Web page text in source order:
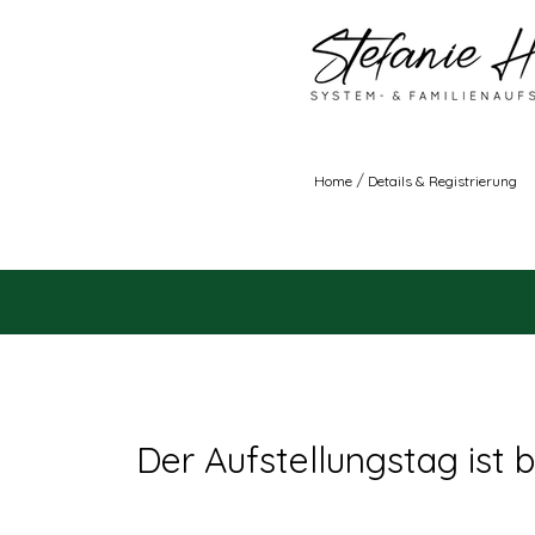
Home / Details & Registrierung
Der Aufstellungstag ist